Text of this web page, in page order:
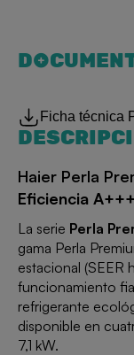
Ficha técnica
Haier Perla
Eficiencia
La serie Perla
gama Perla
estacional (SEER
funcionamiento
refrigerante
disponible en
7,1 kW.